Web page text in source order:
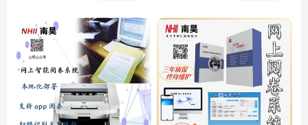
电子评卷系统